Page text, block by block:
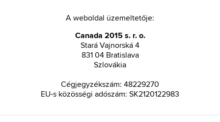
A weboldal üzemeltetője:
Canada 2015 s. r. o.
Stará Vajnorská 4
831 04 Bratislava
Szlovákia
Cégjegyzékszám: 48229270
EU-s közösségi adószám: SK2120122983